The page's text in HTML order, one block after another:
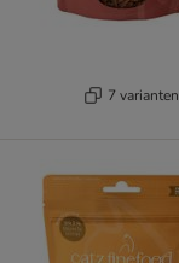
7 varianten